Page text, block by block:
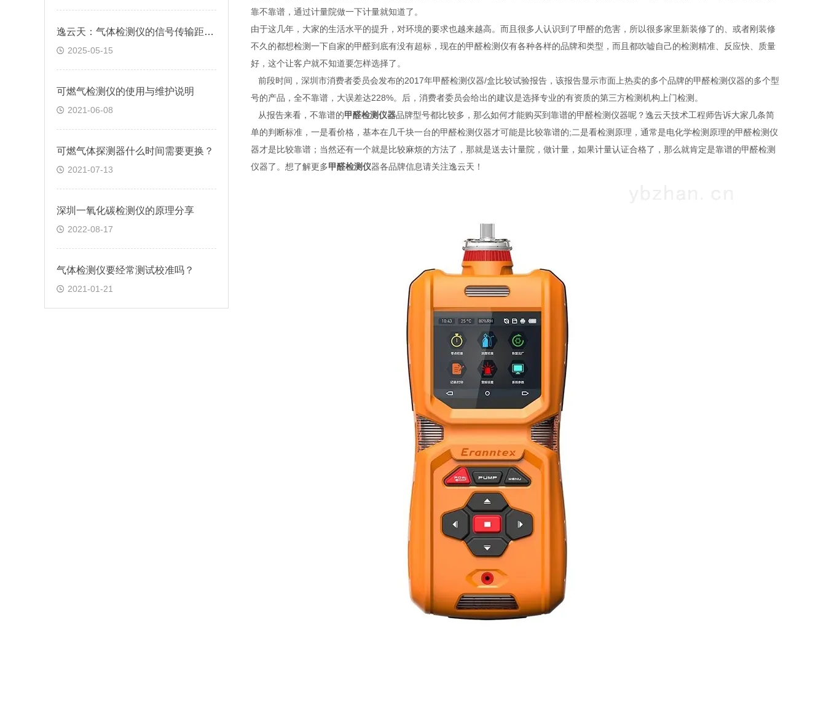
逸云天：气体检测仪的信号传输距离存在限制吗？
2025-05-15
可燃气检测仪的使用与维护说明
2021-06-08
可燃气体探测器什么时间需要更换？
2021-07-13
深圳一氧化碳检测仪的原理分享
2022-08-17
气体检测仪要经常测试校准吗？
2021-01-21
靠不靠谱，通过计量院做一下计量就知道了。
由于这几年，大家的生活水平的提升，对环境的要求也越来越高。而且很多人认识到了甲醛的危害，所以很多家里新装修了的、或者刚装修
不久的都想检测一下自家的甲醛到底有没有超标，现在的甲醛检测仪有各种各样的品牌和类型，而且都吹嘘自己的检测精准、反应快、质量
好，这个让客户就不知道要怎样选择了。
前段时间，深圳市消费者委员会发布的2017年甲醛检测仪器/盒比较试验报告，该报告显示市面上热卖的多个品牌的甲醛检测仪器的多个型
号的产品，全不靠谱，大误差达228%。后，消费者委员会给出的建议是选择专业的有资质的第三方检测机构上门检测。
从报告来看，不靠谱的甲醛检测仪器品牌型号都比较多，那么如何才能购买到靠谱的甲醛检测仪器呢？逸云天技术工程师告诉大家几条简
单的判断标准，一是看价格，基本在几千块一台的甲醛检测仪器才可能是比较靠谱的;二是看检测原理，通常是电化学检测原理的甲醛检测仪
器才是比较靠谱；当然还有一个就是比较麻烦的方法了，那就是送去计量院，做计量，如果计量认证合格了，那么就肯定是靠谱的甲醛检测
仪器了。想了解更多甲醛检测仪器各品牌信息请关注逸云天！